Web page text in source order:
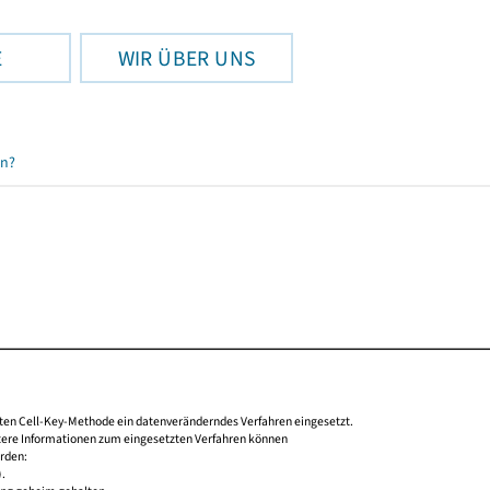
WIR ÜBER UNS
Cell-Key-Methode ein datenveränderndes Verfahren eingesetzt.
Informationen zum eingesetzten Verfahren können